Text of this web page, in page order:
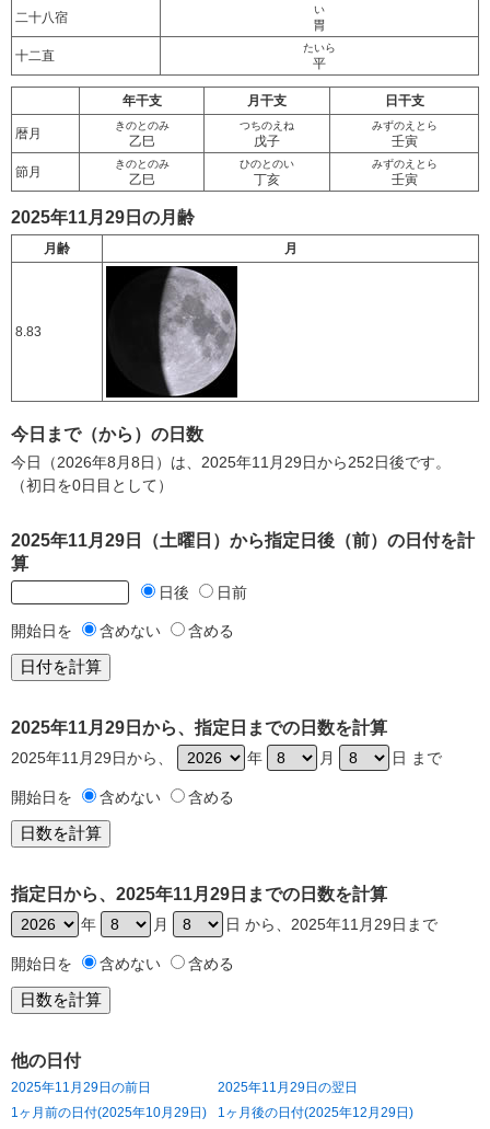
二十八宿
い
胃
十二直
たいら
平
年干支 月干支 日干支
暦月
きのとのみ
乙巳
つちのえね
戊子
みずのえとら
壬寅
節月
きのとのみ
乙巳
ひのとのい
丁亥
みずのえとら
壬寅
2025年11月29日の月齢
月齢 月
8.83
今日まで（から）の日数
今日（2026年8月8日）は、2025年11月29日から252日後です。
（初日を0日目として）
2025年11月29日（土曜日）から指定日後（前）の日付を計
算
日後 日前
開始日を 含めない 含める
2025年11月29日から、指定日までの日数を計算
2025年11月29日から、 年 月 日 まで
開始日を 含めない 含める
指定日から、2025年11月29日までの日数を計算
年 月 日 から、2025年11月29日まで
開始日を 含めない 含める
他の日付
2025年11月29日の前日
2025年11月29日の翌日
1ヶ月前の日付(2025年10月29日)
1ヶ月後の日付(2025年12月29日)